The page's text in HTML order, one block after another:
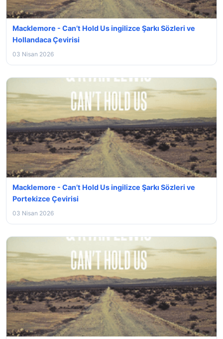
Macklemore - Can’t Hold Us ingilizce Şarkı Sözleri ve
Hollandaca Çevirisi
03 Nisan 2026
Macklemore - Can’t Hold Us ingilizce Şarkı Sözleri ve
Portekizce Çevirisi
03 Nisan 2026